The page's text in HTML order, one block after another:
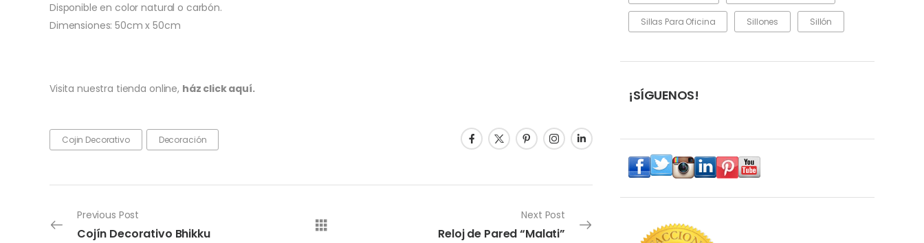
Sillas Para Oficina Sillones Sillón
¡SÍGUENOS!
Disponible en color natural o carbón.
Dimensiones: 50cm x 50cm
Visita nuestra tienda online, ház click aquí.
Cojin Decorativo Decoración
Previous Post
Cojín Decorativo Bhikku
Next Post
Reloj de Pared “Malati”